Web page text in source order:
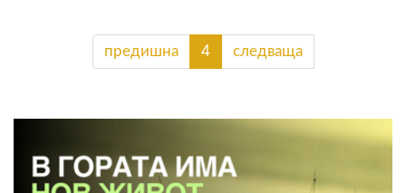
предишна 4 следваща